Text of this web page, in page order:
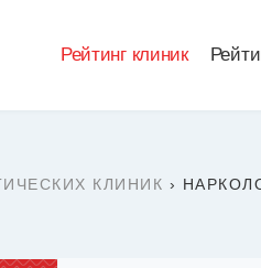
Рейтинг клиник
КЛИНИК ›